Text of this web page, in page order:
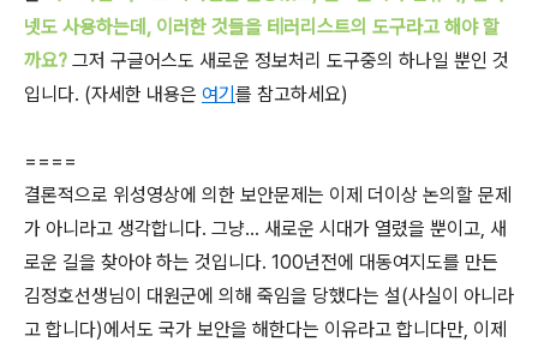
넷도 사용하는데, 이러한 것들을 테러리스트의 도구라고 해야 할
까요? 그저 구글어스도 새로운 정보처리 도구중의 하나일 뿐인 것
입니다. (자세한 내용은 여기를 참고하세요)
====
결론적으로 위성영상에 의한 보안문제는 이제 더이상 논의할 문제
가 아니라고 생각합니다. 그냥... 새로운 시대가 열렸을 뿐이고, 새
로운 길을 찾아야 하는 것입니다. 100년전에 대동여지도를 만든
김정호선생님이 대원군에 의해 죽임을 당했다는 설(사실이 아니라
고 합니다)에서도 국가 보안을 해한다는 이유라고 합니다만, 이제